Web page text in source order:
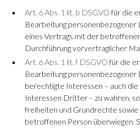
Art. 6 Abs. 1 lit. b DSGVOfür die
Bearbeitung personen­bezogener
eines Vertrags mit der
Durch­führung vor­vertraglicher
Art. 6 Abs. 1 lit. f DSGVOfür die
Bearbeitung personen­bezogener
berechtigte Interessen – auch
Interessen Dritter – zu wahren,
freiheiten und Grund­rechte
betroffenen Person überwiegen.